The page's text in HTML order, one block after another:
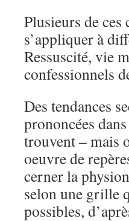
Plusieurs de
s’appliquer à
Ressuscité, vie
confessionnels
Des tendances
prononcées
trouvent – mais
oeuvre de
cerner la
selon une grille
possibles,